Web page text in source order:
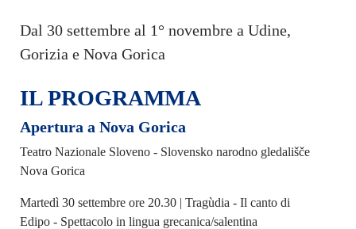
Dal 30 settembre al 1° novembre a Udine,
Gorizia e Nova Gorica
IL PROGRAMMA
Apertura a Nova Gorica
Teatro Nazionale Sloveno - Slovensko narodno gledališče
Nova Gorica
Martedì 30 settembre ore 20.30 | Tragùdia - Il canto di
Edipo - Spettacolo in lingua grecanica/salentina